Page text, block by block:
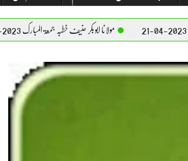
مولانا ابوبکر حنیف خطبہ جمعۃ المبارک 2023-04-21